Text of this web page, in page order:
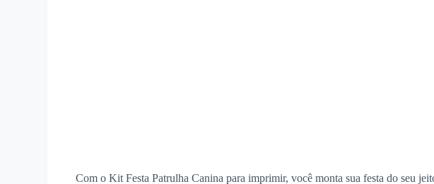
Com o Kit Festa Patrulha Canina para imprimir, você monta sua festa do seu